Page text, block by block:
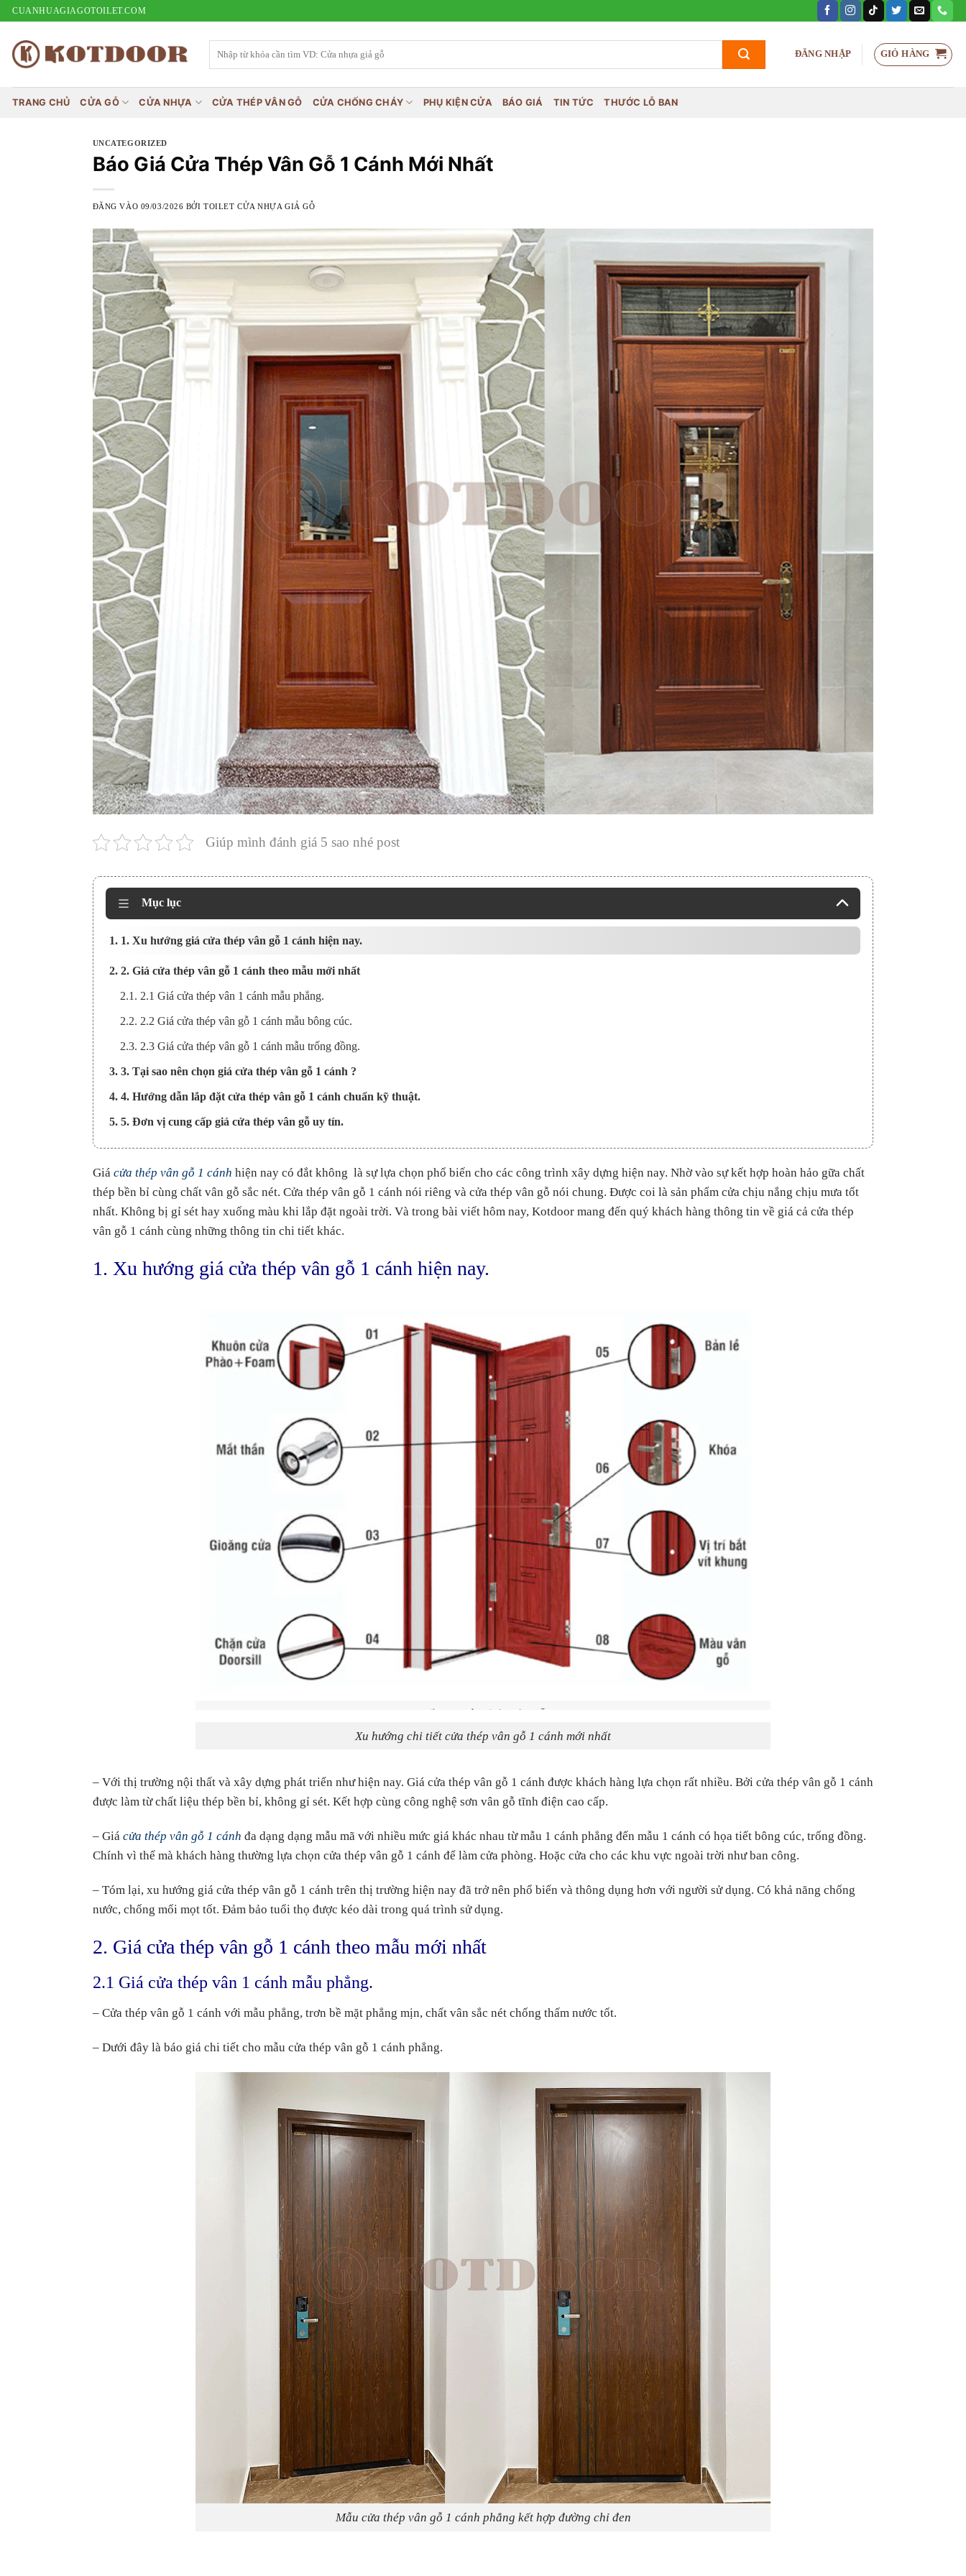
Bỏ
dung
CUANHUAGIAGOTOILET.COM
kiếm:
ĐĂNG NHẬP GIỎ HÀNG
TRANG CHỦ CỬA GỖ CỬA NHỰA CỬA THÉP VÂN GỖ CỬA CHỐNG CHÁY PHỤ KIỆN CỬA BÁO GIÁ TIN TỨC THƯỚC LỖ BAN
UNCATEGORIZED
Báo Giá Cửa Thép Vân Gỗ 1 Cánh Mới Nhất
ĐĂNG VÀO 09/03/2026 BỞITOILET CỬA NHỰA GIẢ GỖ
Giúp mình đánh giá 5 sao nhé post
Mục lục
1. 1. Xu hướng giá cửa thép vân gỗ 1 cánh hiện nay.
2. 2. Giá cửa thép vân gỗ 1 cánh theo mẫu mới nhất
2.1. 2.1 Giá cửa thép vân 1 cánh mẫu phẳng.
2.2. 2.2 Giá cửa thép vân gỗ 1 cánh mẫu bông cúc.
2.3. 2.3 Giá cửa thép vân gỗ 1 cánh mẫu trống đồng.
3. 3. Tại sao nên chọn giá cửa thép vân gỗ 1 cánh ?
4. 4. Hướng dẫn lắp đặt cửa thép vân gỗ 1 cánh chuẩn kỹ thuật.
5. 5. Đơn vị cung cấp giá cửa thép vân gỗ uy tín.
Giácửa thép vân gỗ 1 cánh hiện nay có đắt không là sự lựa chọn phổ biến cho các công trình xây dựng hiện nay. Nhờ vào sự kết hợp hoàn hảo gữa chất
thép bền bỉ cùng chất vân gỗ sắc nét. Cửa thép vân gỗ 1 cánh nói riêng và cửa thép vân gỗ nói chung. Được coi là sản phẩm cửa chịu nắng chịu mưa tốt
nhất. Không bị gỉ sét hay xuống màu khi lắp đặt ngoài trời. Và trong bài viết hôm nay, Kotdoor mang đến quý khách hàng thông tin về giá cả cửa thép
vân gỗ 1 cánh cùng những thông tin chi tiết khác.
1. Xu hướng giá cửa thép vân gỗ 1 cánh hiện nay.
Xu hướng chi tiết cửa thép vân gỗ 1 cánh mới nhất
– Với thị trường nội thất và xây dựng phát triển như hiện nay. Giá cửa thép vân gỗ 1 cánh được khách hàng lựa chọn rất nhiều. Bởi cửa thép vân gỗ 1 cánh
được làm từ chất liệu thép bền bỉ, không gỉ sét. Kết hợp cùng công nghệ sơn vân gỗ tĩnh điện cao cấp.
– Giá cửa thép vân gỗ 1 cánh đa dạng dạng mẫu mã với nhiều mức giá khác nhau từ mẫu 1 cánh phẳng đến mẫu 1 cánh có họa tiết bông cúc, trống đồng.
Chính vì thế mà khách hàng thường lựa chọn cửa thép vân gỗ 1 cánh để làm cửa phòng. Hoặc cửa cho các khu vực ngoài trời như ban công.
– Tóm lại, xu hướng giá cửa thép vân gỗ 1 cánh trên thị trường hiện nay đã trở nên phổ biến và thông dụng hơn với người sử dụng. Có khả năng chống
nước, chống mối mọt tốt. Đảm bảo tuổi thọ được kéo dài trong quá trình sử dụng.
2. Giá cửa thép vân gỗ 1 cánh theo mẫu mới nhất
2.1 Giá cửa thép vân 1 cánh mẫu phẳng.
– Cửa thép vân gỗ 1 cánh với mẫu phẳng, trơn bề mặt phẳng mịn, chất vân sắc nét chống thấm nước tốt.
– Dưới đây là báo giá chi tiết cho mẫu cửa thép vân gỗ 1 cánh phẳng.
Mẫu cửa thép vân gỗ 1 cánh phẳng kết hợp đường chỉ đen